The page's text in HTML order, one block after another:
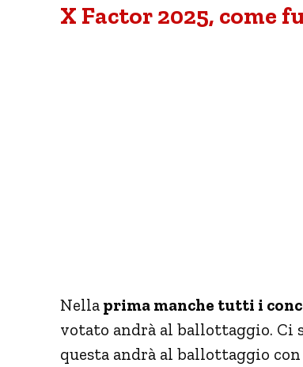
X Factor 2025, come
Nella prima manche tutti i
votato andrà al ballottaggio. Ci
questa andrà al ballottaggio